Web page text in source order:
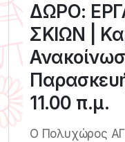
ΔΩΡΟ:
ΣΚΙΩΝ |
11.00 π.μ.
Ο Πολυχώρος